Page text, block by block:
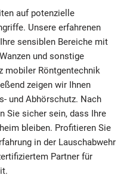
auf potenzielle
Unsere erfahrenen
sensiblen Bereiche mit
und sonstige
mobiler Röntgentechnik
zeigen wir Ihnen
und Abhörschutz. Nach
Sie sicher sein, dass Ihre
bleiben. Profitieren Sie
in der Lauschabwehr
Partner für